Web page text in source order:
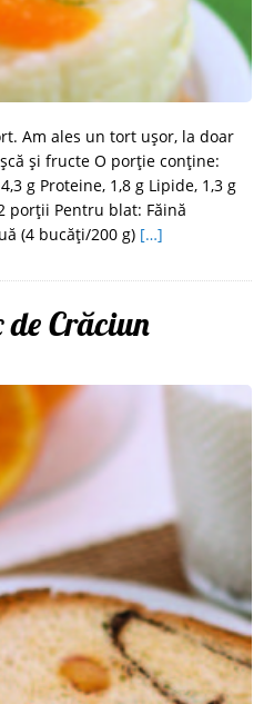
Am ales un tort ușor, la doar
şi fructe O porție conține:
g Proteine, 1,8 g Lipide, 1,3 g
porții Pentru blat: Făină
(4 bucăţi/200 g) […]
de Crăciun